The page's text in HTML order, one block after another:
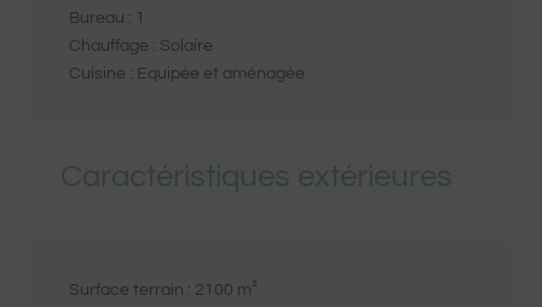
Bureau : 1
Chauffage : Solaire
Cuisine : Equipée et aménagée
Caractéristiques extérieures
Surface terrain : 2100 m²